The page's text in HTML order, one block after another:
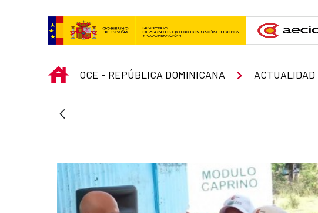
INICIO
OCE - REPÚBLICA DOMINICANA ACTUALIDAD